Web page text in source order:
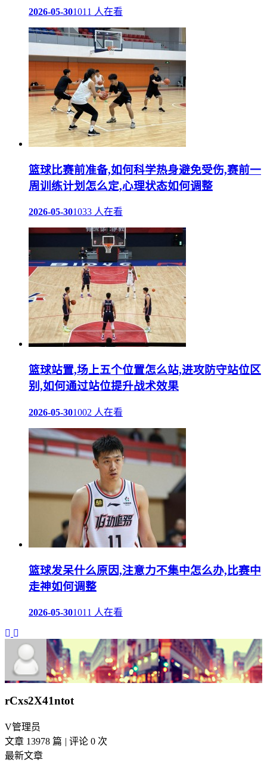
2026-05-301011 人在看
篮球比赛前准备,如何科学热身避免受伤,赛前一
周训练计划怎么定,心理状态如何调整
2026-05-301033 人在看
篮球站置,场上五个位置怎么站,进攻防守站位区
别,如何通过站位提升战术效果
2026-05-301002 人在看
篮球发呆什么原因,注意力不集中怎么办,比赛中
走神如何调整
2026-05-301011 人在看
rCxs2X41ntot
V管理员
文章 13978 篇 | 评论 0 次
最新文章